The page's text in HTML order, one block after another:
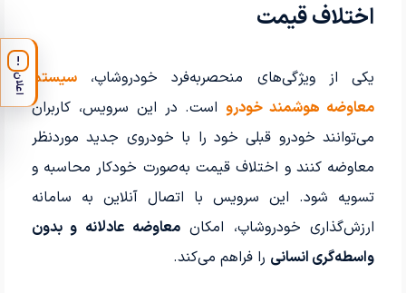
اختلاف قیمت
یکی از ویژگی‌های منحصربه‌فرد خودروشاپ،سیستم
معاوضه هوشمند خودرواست. در این سرویس، کاربران
می‌توانند خودرو قبلی خود را با خودروی جدید موردنظر
معاوضه کنند و اختلاف قیمت به‌صورت خودکار محاسبه و
تسویه شود. این سرویس با اتصال آنلاین به سامانه
ارزش‌گذاری خودروشاپ، امکان معاوضه عادلانه و بدون
واسطه‌گری انسانی را فراهم می‌کند.
!
اعلان